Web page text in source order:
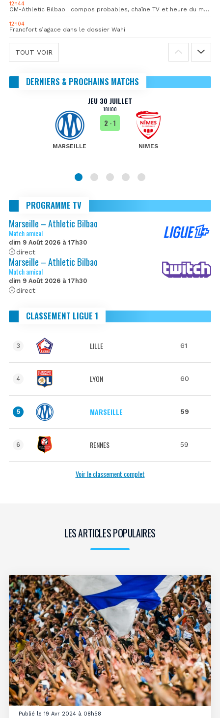
12h44
OM-Athletic Bilbao : compos probables, chaîne TV et heure du match
12h04
Francfort s’agace dans le dossier Wahi
TOUT VOIR
DERNIERS & PROCHAINS MATCHS
JEU 30 JUILLET
18H00
MARSEILLE
2 - 1
NIMES
PROGRAMME TV
Marseille – Athletic Bilbao
Match amical
dim 9 Août 2026 à 17h30
direct
Marseille – Athletic Bilbao
Match amical
dim 9 Août 2026 à 17h30
direct
CLASSEMENT LIGUE 1
3 LILLE 61
4 LYON 60
5 MARSEILLE 59
6 RENNES 59
Voir le classement complet
LES ARTICLES POPULAIRES
Publié le 19 Avr 2024 à 08h58